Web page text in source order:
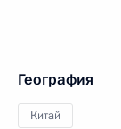
География
Китай